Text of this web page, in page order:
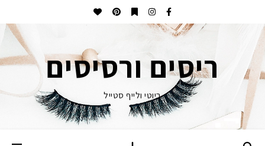
ריסים ורסיסים
ביוטי ולייף סטייל